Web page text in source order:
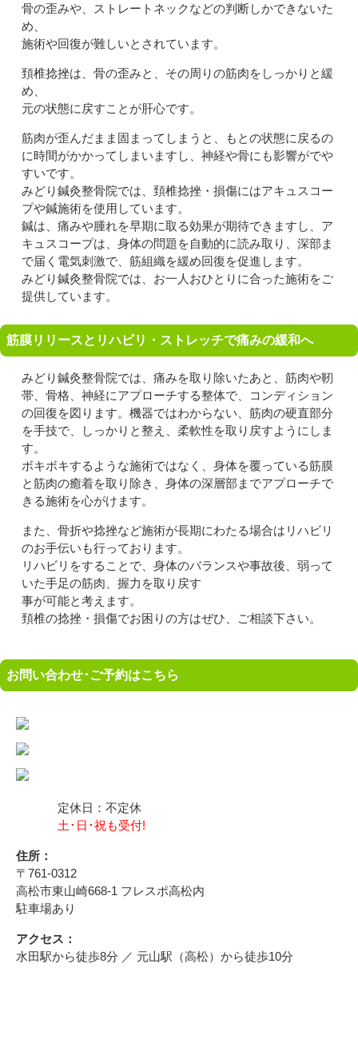
骨の歪みや、ストレートネックなどの判断しかできないた
め、
施術や回復が難しいとされています。
頚椎捻挫は、骨の歪みと、その周りの筋肉をしっかりと緩
め、
元の状態に戻すことが肝心です。
筋肉が歪んだまま固まってしまうと、もとの状態に戻るの
に時間がかかってしまいますし、神経や骨にも影響がでや
すいです。
みどり鍼灸整骨院では、頚椎捻挫・損傷にはアキュスコー
プや鍼施術を使用しています。
鍼は、痛みや腫れを早期に取る効果が期待できますし、ア
キュスコープは、身体の問題を自動的に読み取り、深部ま
で届く電気刺激で、筋組織を緩め回復を促進します。
みどり鍼灸整骨院では、お一人おひとりに合った施術をご
提供しています。
筋膜リリースとリハビリ・ストレッチで痛みの緩和へ
みどり鍼灸整骨院では、痛みを取り除いたあと、筋肉や靭
帯、骨格、神経にアプローチする整体で、コンディション
の回復を図ります。機器ではわからない、筋肉の硬直部分
を手技で、しっかりと整え、柔軟性を取り戻すようにしま
す。
ボキボキするような施術ではなく、身体を覆っている筋膜
と筋肉の癒着を取り除き、身体の深層部までアプローチで
きる施術を心がけます。
また、骨折や捻挫など施術が長期にわたる場合はリハビリ
のお手伝いも行っております。
リハビリをすることで、身体のバランスや事故後、弱って
いた手足の筋肉、握力を取り戻す
事が可能と考えます。
頚椎の捻挫・損傷でお困りの方はぜひ、ご相談下さい。
お問い合わせ･ご予約はこちら
定休日：不定休
土･日･祝も受付!
住所：
〒761-0312
高松市東山崎668-1 フレスポ高松内
駐車場あり
アクセス：
水田駅から徒歩8分 ／ 元山駅（高松）から徒歩10分